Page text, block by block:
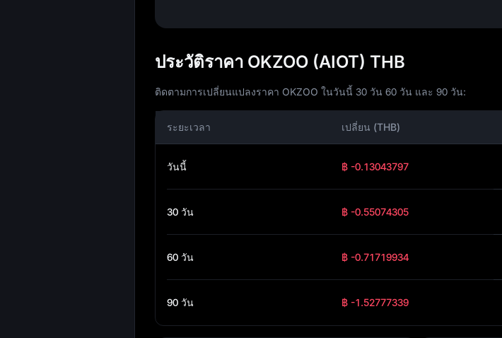
ประวัติราคา OKZOO (AIOT) THB
ติดตามการเปลี่ยนแปลงราคา OKZOO ในวันนี้ 30 วัน 60 วัน และ 90 วัน:
ระยะเวลา เปลี่ยน (THB)
วันนี้ ฿ -0.13043797
30 วัน ฿ -0.55074305
60 วัน ฿ -0.71719934
90 วัน ฿ -1.52777339